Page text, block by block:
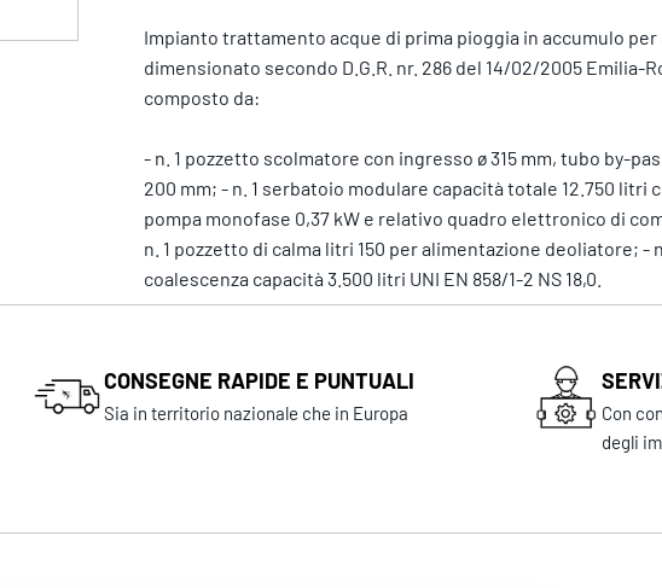
Impianto trattamento acque di prima pioggia in accumulo
dimensionato secondo D.G.R. nr. 286 del 14/02/2005 Emilia-
composto da:
- n. 1 pozzetto scolmatore con ingresso ø 315 mm, tubo by-
200 mm; - n. 1 serbatoio modulare capacità totale 12.750 litri
pompa monofase 0,37 kW e relativo quadro elettronico di
n. 1 pozzetto di calma litri 150 per alimentazione deoliatore;
coalescenza capacità 3.500 litri UNI EN 858/1-2 NS 18,0.
CONSEGNE RAPIDE E PUNTUALI
Sia in territorio nazionale che in Europa
Con
degli